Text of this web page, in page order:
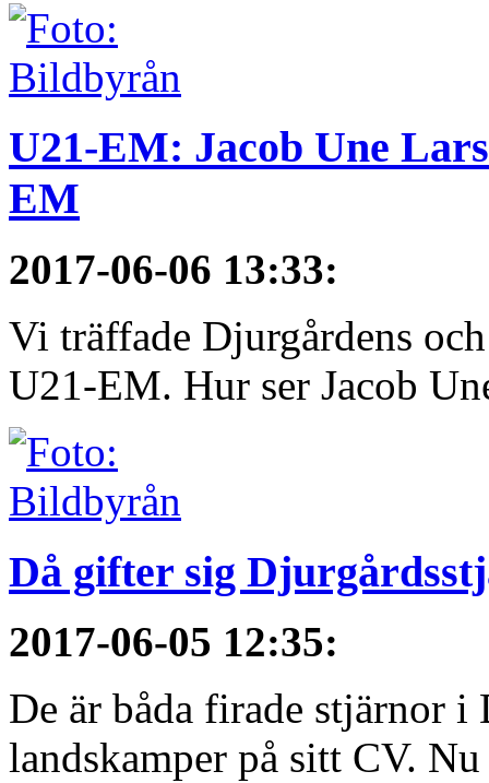
U21-EM: Jacob Une
EM
2017-06-06 13:33:
Vi träffade Djurgårdens
U21-EM. Hur ser Jacob
Då gifter sig
2017-06-05 12:35:
De är båda firade stjärnor i
landskamper på sitt CV.